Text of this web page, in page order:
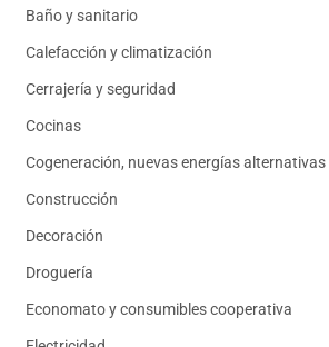
Baño y sanitario
Calefacción y climatización
Cerrajería y seguridad
Cocinas
Cogeneración, nuevas energías alternativas
Construcción
Decoración
Droguería
Economato y consumibles cooperativa